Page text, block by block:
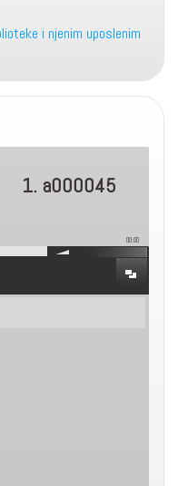
i njenim uposlenim
1. a000045
00:00